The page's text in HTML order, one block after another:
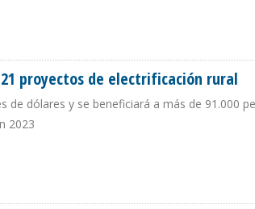
proyectos de electrificación rural
de dólares y se beneficiará a más de 91.000
2023